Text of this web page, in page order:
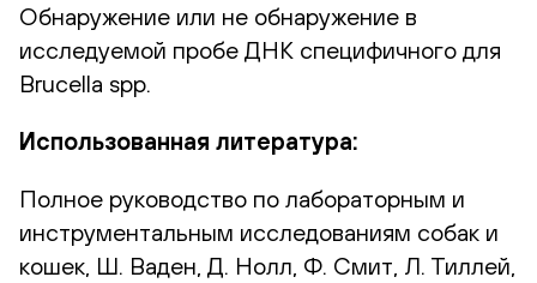
Обнаружение или не обнаружение в
исследуемой пробе ДНК специфичного для
Brucella spp.
Использованная литература:
Полное руководство по лабораторным и
инструментальным исследованиям собак и
кошек, Ш. Ваден, Д. Нолл, Ф. Смит, Л. Тиллей,